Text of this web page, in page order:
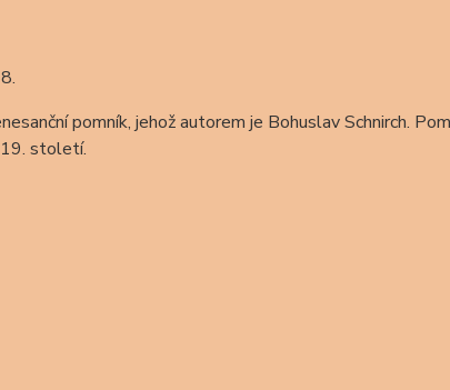
pomník, jehož autorem je Bohuslav Schnirch.
století.